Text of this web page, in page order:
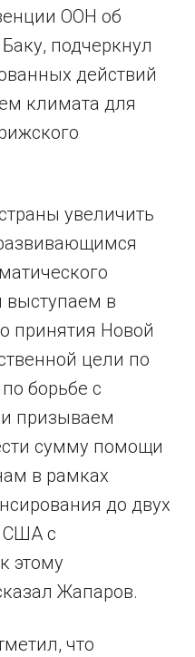
ООН об
подчеркнул
действий
климата для
увеличить
в
принятия Новой
цели по
борьбе с
призываем
сумму помощи
в рамках
до двух
США с
этому
Жапаров.
что